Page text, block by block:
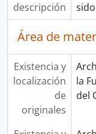
descripción
Área de
Existencia y
localización
de
originales
la
del